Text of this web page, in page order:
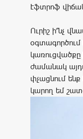
էֆտրոֆ
Ուրիշ ի՞նչ
օգտագործում
կառուցվածքը
ժամանակ
փչացնում
կարող եմ